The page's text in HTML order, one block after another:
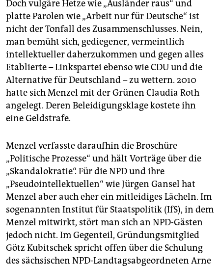
Doch vulgäre Hetze wie „Ausländer raus“ und
platte Parolen wie „Arbeit nur für Deutsche“ ist
nicht der Tonfall des Zusammenschlusses. Nein,
man bemüht sich, gediegener, vermeintlich
intellektueller daherzukommen und gegen alles
Etablierte – Linkspartei ebenso wie CDU und die
Alternative für Deutschland – zu wettern. 2010
hatte sich Menzel mit der Grünen Claudia Roth
angelegt. Deren Beleidigungsklage kostete ihn
eine Geldstrafe.
Menzel verfasste daraufhin die Broschüre
„Politische Prozesse“ und hält Vorträge über die
„Skandalokratie“. Für die NPD und ihre
„Pseudointellektuellen“ wie Jürgen Gansel hat
Menzel aber auch eher ein mitleidiges Lächeln. Im
sogenannten Institut für Staatspolitik (IfS), in dem
Menzel mitwirkt, stört man sich an NPD-Gästen
jedoch nicht. Im Gegenteil, Gründungsmitglied
Götz Kubitschek spricht offen über die Schulung
des sächsischen NPD-Landtagsabgeordneten Arne